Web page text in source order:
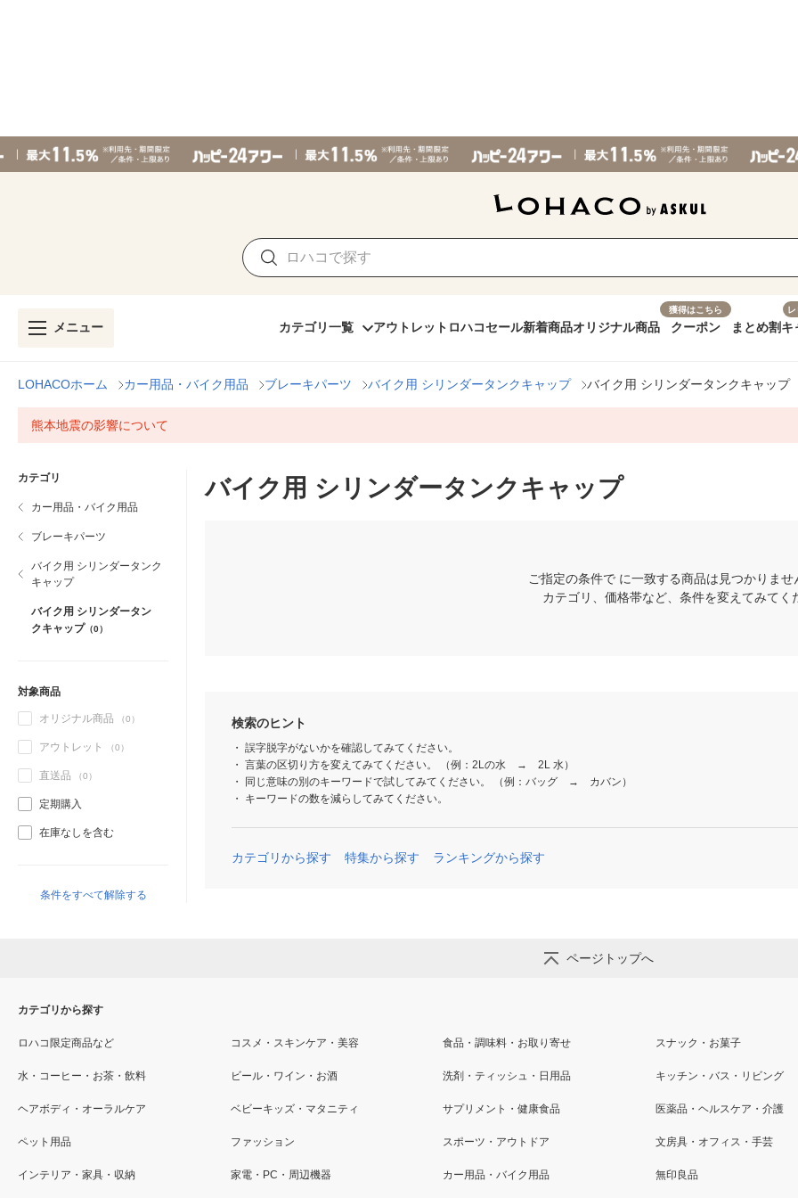
メニュー カテゴリ一覧 アウトレット ロハコセール新着商品オリジナル商品
獲得はこちら
クーポン まとめ割キ
LOHACOホーム カー用品・バイク用品 ブレーキパーツ バイク用 シリンダータンクキャップ バイク用 シリンダータンクキャップ
熊本地震の影響について
カテゴリ
カー用品・バイク用品
ブレーキパーツ
バイク用 シリンダータンク
キャップ
バイク用 シリンダータン
クキャップ （0）
対象商品
オリジナル商品 （0）
アウトレット （0）
直送品 （0）
定期購入
在庫なしを含む
条件をすべて解除する
バイク用 シリンダータンクキャップ
ご指定の条件で に一致する商品は見つかりませ
カテゴリ、価格帯など、条件を変えてみてく
検索のヒント
誤字脱字がないかを確認してみてください。
言葉の区切り方を変えてみてください。 （例：2Lの水 → 2L 水）
同じ意味の別のキーワードで試してみてください。 （例：バッグ → カバン）
キーワードの数を減らしてみてください。
カテゴリから探す 特集から探す ランキングから探す
ページトップへ
カテゴリから探す
ロハコ限定商品など コスメ・スキンケア・美容 食品・調味料・お取り寄せ スナック・お菓子
水・コーヒー・お茶・飲料 ビール・ワイン・お酒 洗剤・ティッシュ・日用品 キッチン・バス・リビング
ヘアボディ・オーラルケア ベビーキッズ・マタニティ サプリメント・健康食品 医薬品・ヘルスケア・介護
ペット用品 ファッション スポーツ・アウトドア 文房具・オフィス・手芸
インテリア・家具・収納 家電・PC・周辺機器 カー用品・バイク用品 無印良品